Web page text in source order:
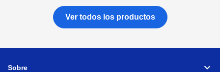
Ver todos los productos
Sobre